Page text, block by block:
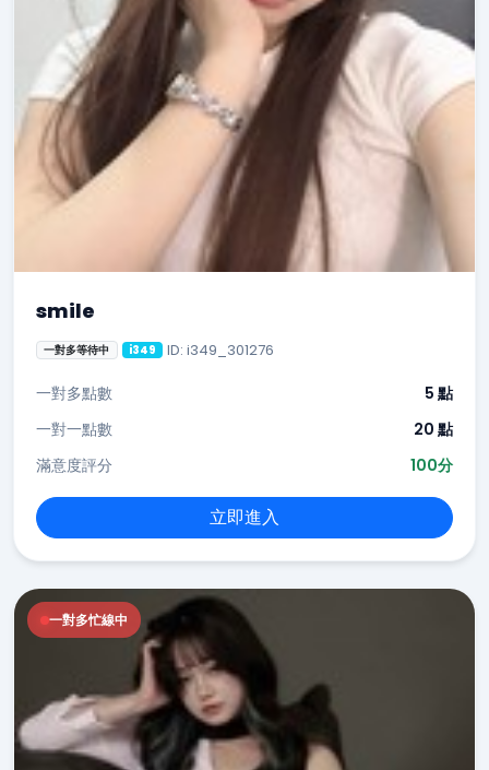
smile
一對多等待中 i349 ID: i349_301276
一對多點數
5 點
一對一點數
20 點
滿意度評分
100分
立即進入
一對多忙線中